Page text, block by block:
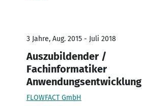
3 Jahre, Aug. 2015 - Juli 2018
Auszubildender /
Fachinformatiker
Anwendungsentwicklung
FLOWFACT GmbH